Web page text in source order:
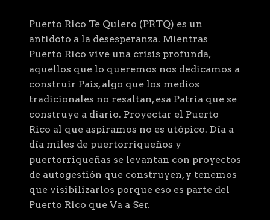
Puerto Rico Te Quiero (PRTQ) es un
antídoto a la desesperanza. Mientras
Puerto Rico vive una crisis profunda,
aquellos que lo queremos nos dedicamos a
construir País, algo que los medios
tradicionales no resaltan, esa Patria que se
construye a diario. Proyectar el Puerto
Rico al que aspiramos no es utópico. Día a
día miles de puertorriqueños y
puertorriqueñas se levantan con proyectos
de autogestión que construyen, y tenemos
que visibilizarlos porque eso es parte del
Puerto Rico que Va a Ser.